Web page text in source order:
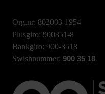
Org.nr: 802003-1954
Plusgiro: 900351-8
Bankgiro: 900-3518
Swishnummer: 900 35 18